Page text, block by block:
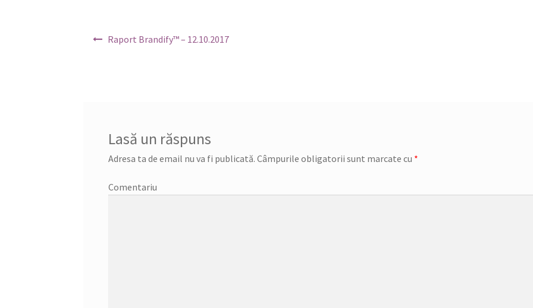
Raport Brandify™ – 12.10.2017
Lasă un răspuns
Adresa ta de email nu va fi publicată. Câmpurile obligatorii sunt marcate cu *
Comentariu